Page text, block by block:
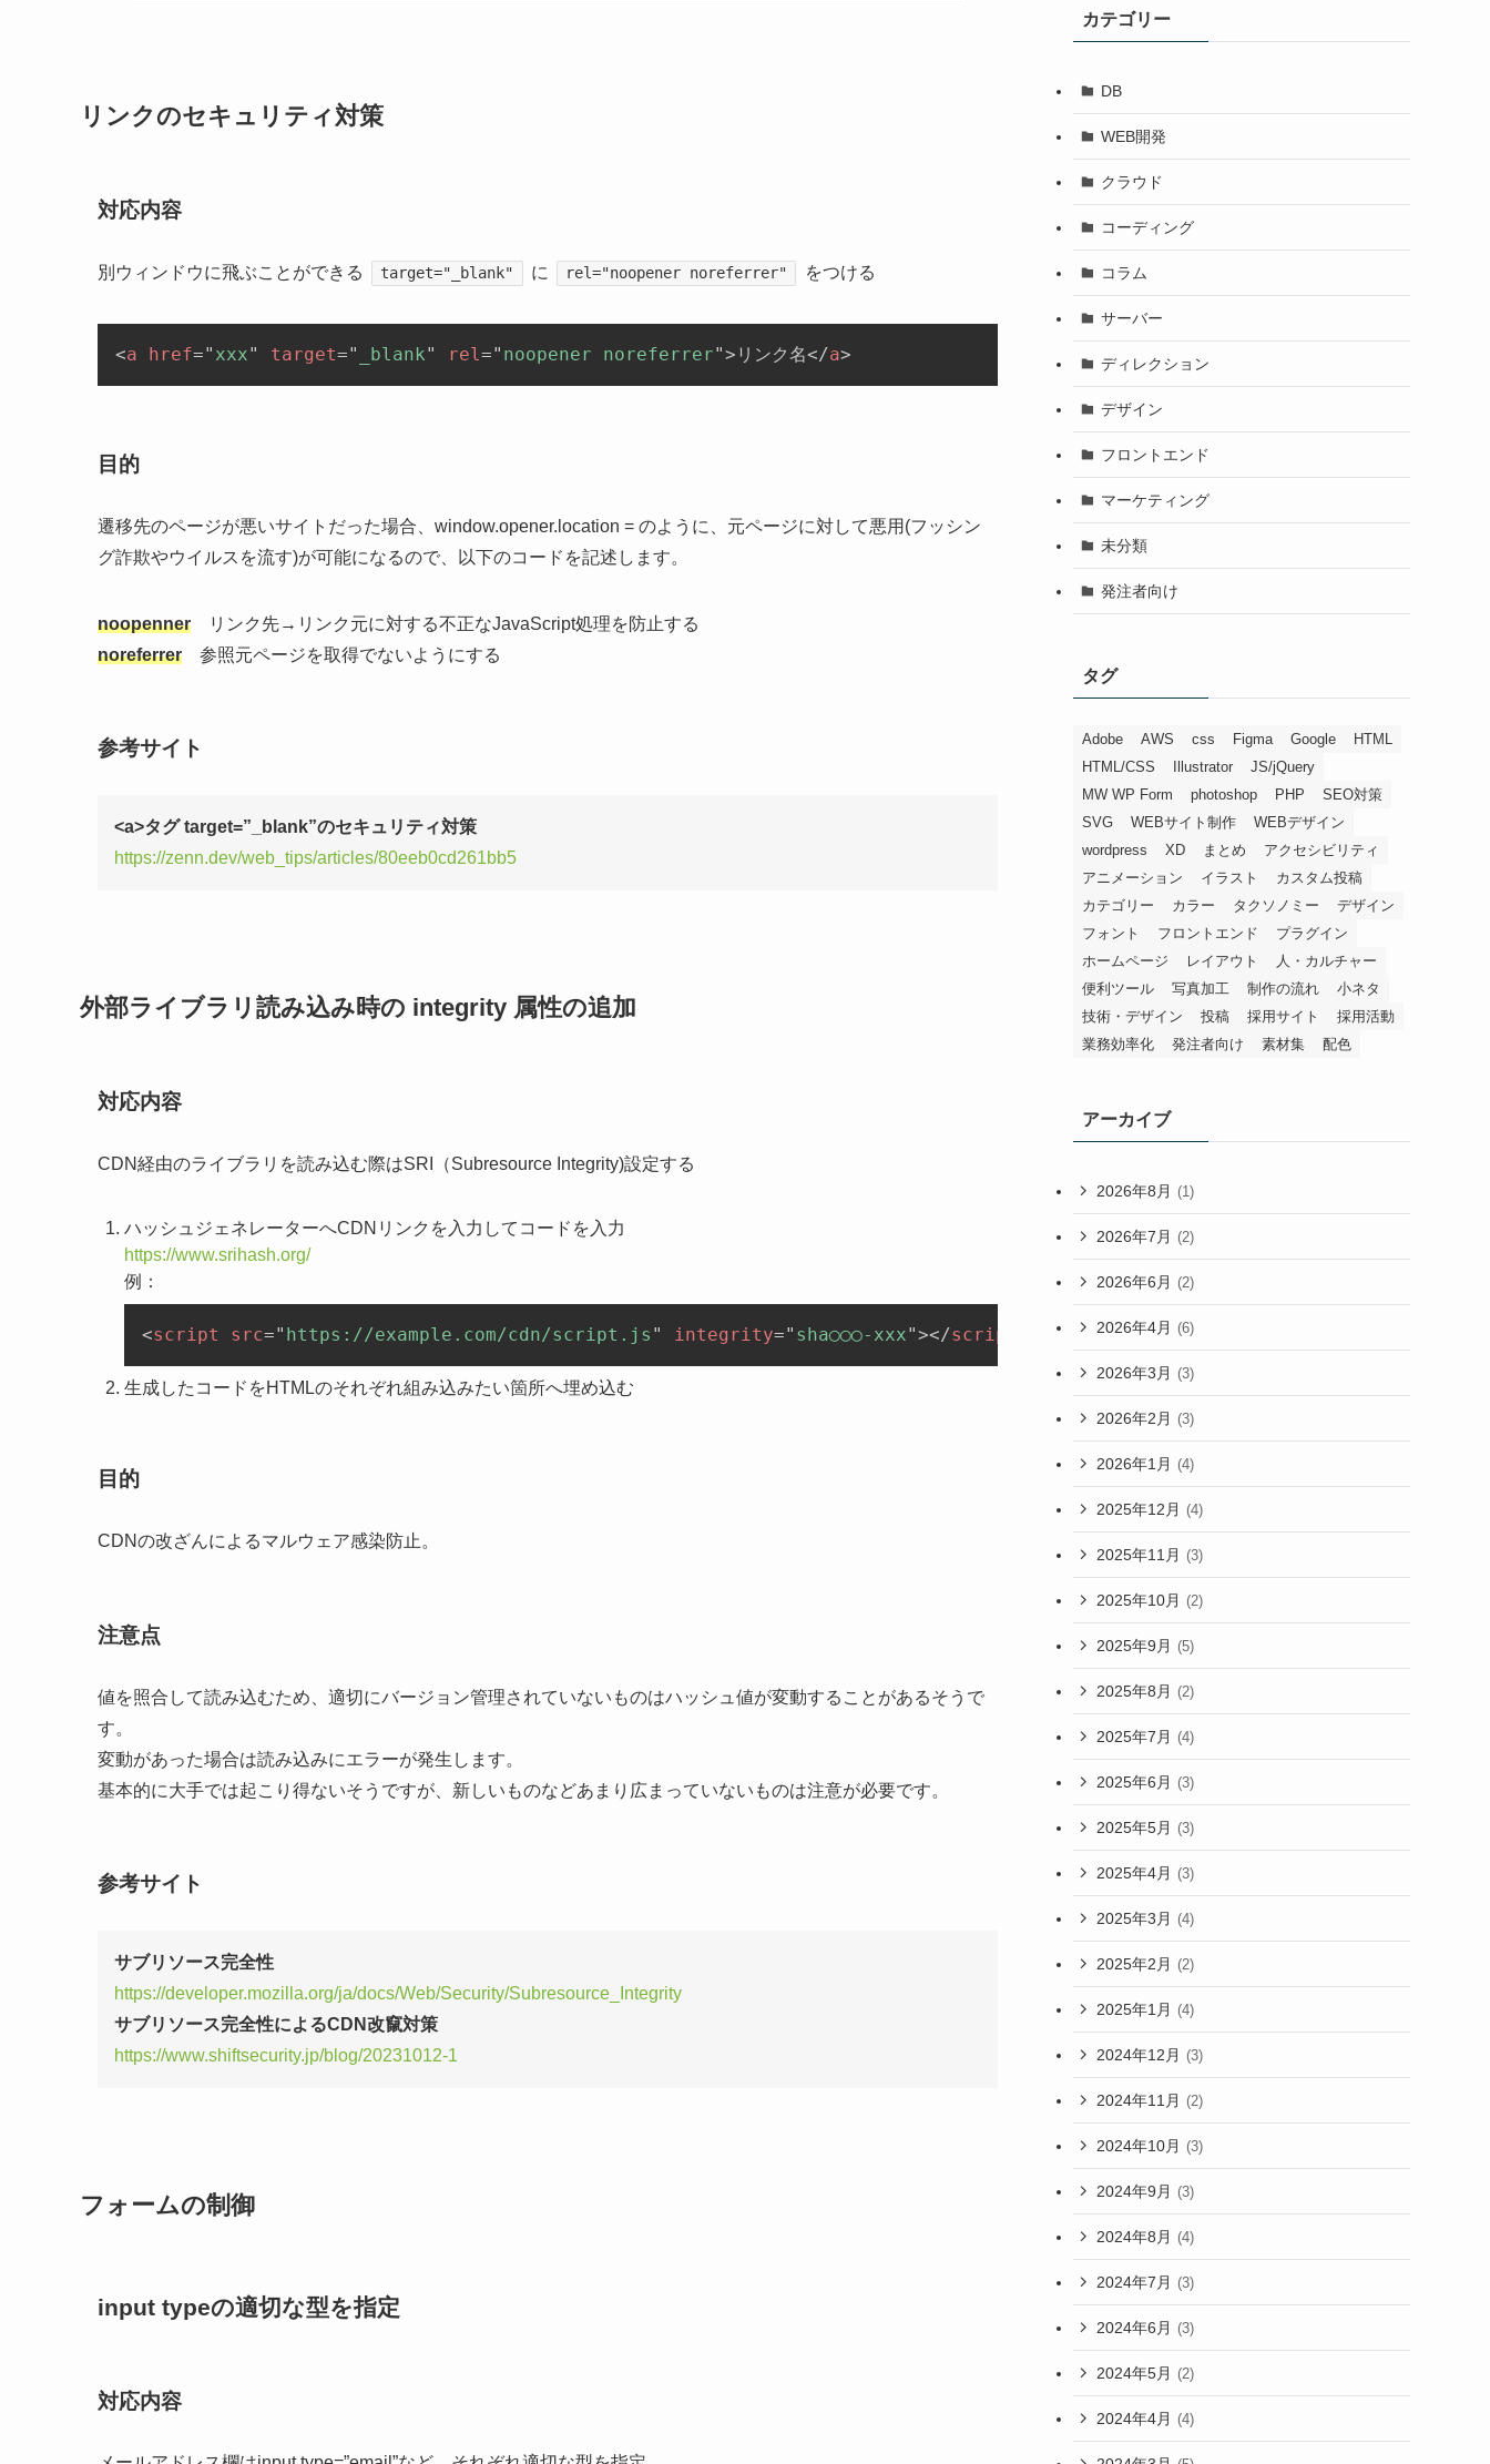
リンクのセキュリティ対策
対応内容
別ウィンドウに飛ぶことができる target="_blank" に rel="noopener noreferrer" をつける
<a href=" xxx" target=" _blank" rel=" noopener noreferrer"> リンク名</a>
目的
遷移先のページが悪いサイトだった場合、window.opener.location = のように、元ページに対して悪用(フッシン
グ詐欺やウイルスを流す)が可能になるので、以下のコードを記述します。
noopenner リンク先→リンク元に対する不正なJavaScript処理を防止する
noreferrer 参照元ページを取得でないようにする
参考サイト
<a>タグ target=”_blank”のセキュリティ対策
https://zenn.dev/web_tips/articles/80eeb0cd261bb5
外部ライブラリ読み込み時の integrity 属性の追加
対応内容
CDN経由のライブラリを読み込む際はSRI（Subresource Integrity)設定する
ハッシュジェネレーターへCDNリンクを入力してコードを入力
https://www.srihash.org/
例：
<script src=" https://example.com/cdn/script.js " integrity=" sha◯◯◯-xxx"></script
生成したコードをHTMLのそれぞれ組み込みたい箇所へ埋め込む
目的
CDNの改ざんによるマルウェア感染防止。
注意点
値を照合して読み込むため、適切にバージョン管理されていないものはハッシュ値が変動することがあるそうで
す。
変動があった場合は読み込みにエラーが発生します。
基本的に大手では起こり得ないそうですが、新しいものなどあまり広まっていないものは注意が必要です。
参考サイト
サブリソース完全性
https://developer.mozilla.org/ja/docs/Web/Security/Subresource_Integrity
サブリソース完全性によるCDN改竄対策
https://www.shiftsecurity.jp/blog/20231012-1
フォームの制御
input typeの適切な型を指定
対応内容
カテゴリー
DB
WEB開発
クラウド
コーディング
コラム
サーバー
ディレクション
デザイン
フロントエンド
マーケティング
未分類
発注者向け
タグ
Adobe AWS css Figma Google
HTML
HTML/CSS
Illustrator
JS/jQuery
MW WP Form
photoshop PHP
SEO対策
SVG
WEBサイト制作
WEBデザイン
wordpress
XD まとめ
アクセシビリティ
アニメーション
イラスト
カスタム投稿
カテゴリー
カラー タクソノミー
デザイン
フォント
フロントエンド
プラグイン
ホームページ
レイアウト
人・カルチャー
便利ツール
写真加工 制作の流れ
小ネタ
技術・デザイン
投稿 採用サイト
採用活動
業務効率化
発注者向け 素材集 配色
アーカイブ
2026年8月 (1)
2026年7月 (2)
2026年6月 (2)
2026年4月 (6)
2026年3月 (3)
2026年2月 (3)
2026年1月 (4)
2025年12月 (4)
2025年11月 (3)
2025年10月 (2)
2025年9月 (5)
2025年8月 (2)
2025年7月 (4)
2025年6月 (3)
2025年5月 (3)
2025年4月 (3)
2025年3月 (4)
2025年2月 (2)
2025年1月 (4)
2024年12月 (3)
2024年11月 (2)
2024年10月 (3)
2024年9月 (3)
2024年8月 (4)
2024年7月 (3)
2024年6月 (3)
2024年5月 (2)
2024年4月 (4)